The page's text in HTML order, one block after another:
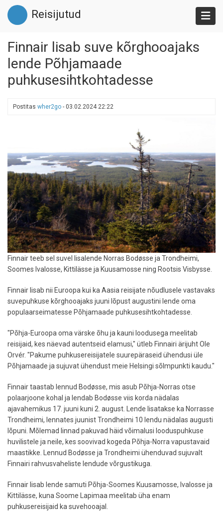
Liigu
edasi
põhisisu
Reisijutud
Finnair lisab suve kõrghooajaks
lende Põhjamaade
puhkusesihtkohtadesse
Postitas wher2go - 03.02.2024 22:22
Finnair teeb sel suvel lisalende Norras Bodøsse ja Trondheimi,
Soomes Ivalosse, Kittilässe ja Kuusamosse ning Rootsis Visbysse.
Finnair lisab nii Euroopa kui ka Aasia reisijate nõudlusele vastavaks
suvepuhkuse kõrghooajaks juuni lõpust augustini lende oma
populaarseimatesse Põhjamaade puhkusesihtkohtadesse.
"Põhja-Euroopa oma värske õhu ja kauni loodusega meelitab
reisijaid, kes näevad autentseid elamusi," ütleb Finnairi ärijuht Ole
Orvér. "Pakume puhkusereisijatele suurepäraseid ühendusi üle
Põhjamaade ja sujuvat ühendust meie Helsingi sõlmpunkti kaudu."
Finnair taastab lennud Bodøsse, mis asub Põhja-Norras otse
polaarjoone kohal ja lendab Bodøsse viis korda nädalas
ajavahemikus 17. juuni kuni 2. august. Lende lisatakse ka Norrasse
Trondheimi, lennates juunist Trondheimi 10 lendu nädalas augusti
lõpuni. Mõlemad linnad pakuvad häid võimalusi looduspuhkuse
huvilistele ja neile, kes soovivad kogeda Põhja-Norra vapustavaid
maastikke. Lennud Bodøsse ja Trondheimi ühenduvad sujuvalt
Finnairi rahvusvaheliste lendude võrgustikuga.
Finnair lisab lende samuti Põhja-Soomes Kuusamosse, Ivalosse ja
Kittilässe, kuna Soome Lapimaa meelitab üha enam
puhkusereisijaid ka suvehooajal.